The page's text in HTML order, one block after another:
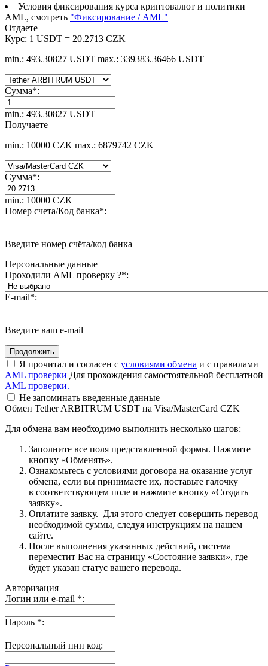
Условия фиксирования курса криптовалют и политики
AML, смотреть "Фиксирование / AML"
Отдаете
Курс: 1 USDT = 20.2713 CZK
min.: 493.30827 USDT max.: 339383.36466 USDT
Сумма*:
min.: 493.30827 USDT
Получаете
min.: 10000 CZK max.: 6879742 CZK
Сумма*:
min.: 10000 CZK
Номер счета/Код банка*:
Введите номер счёта/код банка
Персональные данные
Проходили AML проверку ?*:
E-mail*:
Введите ваш e-mail
Я прочитал и согласен с условиями обмена и с правилами
AML проверки Для прохождения самостоятельной бесплатной
AML проверки.
Не запоминать введенные данные
Обмен Tether ARBITRUM USDT на Visa/MasterCard CZK
Для обмена вам необходимо выполнить несколько шагов:
Заполните все поля представленной формы. Нажмите
кнопку «Обменять».
Ознакомьтесь с условиями договора на оказание услуг
обмена, если вы принимаете их, поставьте галочку
в соответствующем поле и нажмите кнопку «Создать
заявку».
Оплатите заявку. Для этого следует совершить перевод
необходимой суммы, следуя инструкциям на нашем
сайте.
После выполнения указанных действий, система
переместит Вас на страницу «Состояние заявки», где
будет указан статус вашего перевода.
Авторизация
Логин или e-mail *:
Пароль *:
Персональный пин код: